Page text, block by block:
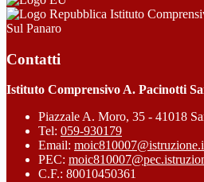
Istituto
Sul Panaro
Contatti
Istituto Comprensivo A. Pacinotti
Piazzale A. Moro, 35 - 41018
Tel: 059-930179
Email:
PEC:
C.F.: 80010450361